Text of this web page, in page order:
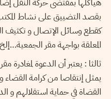
بقصد التضييق على نشاط
كقطع وسائل الإتصال و تكثيف
المعلقة بواجهة مقر
ثالثا : يعتبر أن الدعوة
يمثل إنتقاصا من كرامة
القضاة في حماية استقلالهم و